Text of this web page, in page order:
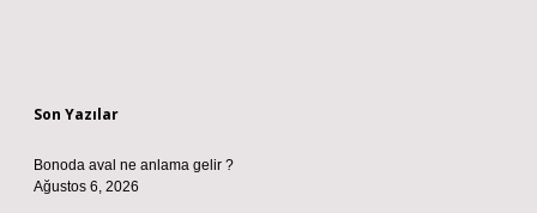
Son Yazılar
Bonoda aval ne anlama gelir ?
Ağustos 6, 2026